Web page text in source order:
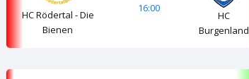
HC Rödertal - Die
Bienen
16:00
HC
Burgenland